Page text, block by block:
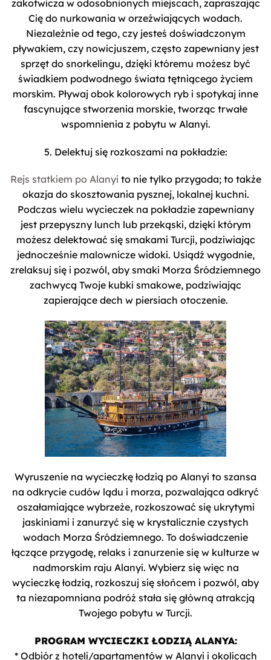
zakotwicza w odosobnionych miejscach, zapraszając
Cię do nurkowania w orzeźwiających wodach.
Niezależnie od tego, czy jesteś doświadczonym
pływakiem, czy nowicjuszem, często zapewniany jest
sprzęt do snorkelingu, dzięki któremu możesz być
świadkiem podwodnego świata tętniącego życiem
morskim. Pływaj obok kolorowych ryb i spotykaj inne
fascynujące stworzenia morskie, tworząc trwałe
wspomnienia z pobytu w Alanyi.
5. Delektuj się rozkoszami na pokładzie:
Rejs statkiem po Alanyi to nie tylko przygoda; to także
okazja do skosztowania pysznej, lokalnej kuchni.
Podczas wielu wycieczek na pokładzie zapewniany
jest przepyszny lunch lub przekąski, dzięki którym
możesz delektować się smakami Turcji, podziwiając
jednocześnie malownicze widoki. Usiądź wygodnie,
zrelaksuj się i pozwól, aby smaki Morza Śródziemnego
zachwycą Twoje kubki smakowe, podziwiając
zapierające dech w piersiach otoczenie.
Wyruszenie na wycieczkę łodzią po Alanyi to szansa
na odkrycie cudów lądu i morza, pozwalająca odkryć
oszałamiające wybrzeże, rozkoszować się ukrytymi
jaskiniami i zanurzyć się w krystalicznie czystych
wodach Morza Śródziemnego. To doświadczenie
łączące przygodę, relaks i zanurzenie się w kulturze w
nadmorskim raju Alanyi. Wybierz się więc na
wycieczkę łodzią, rozkoszuj się słońcem i pozwól, aby
ta niezapomniana podróż stała się główną atrakcją
Twojego pobytu w Turcji.
PROGRAM WYCIECZKI ŁODZIĄ ALANYA:
* Odbiór z hoteli/apartamentów w Alanyi i okolicach